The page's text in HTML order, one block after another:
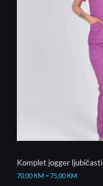
Komplet jogger ljubičasti
70,00 KM–75,00 KM